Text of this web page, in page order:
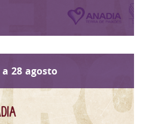
a 28 agosto